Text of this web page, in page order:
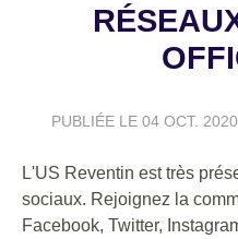
PUBLIÉE LE 04 OCT. 2020
L'US Reventin est très
sociaux. Rejoignez la
Facebook, Twitter,